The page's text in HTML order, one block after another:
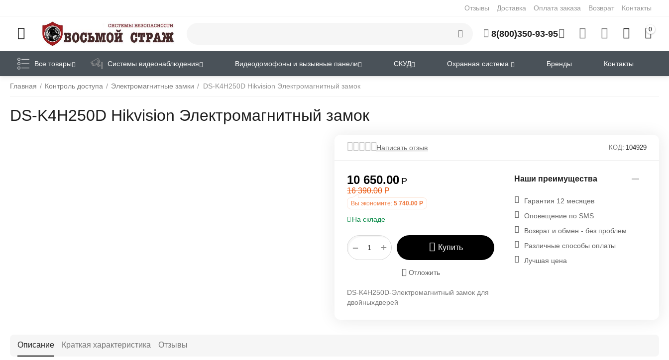
Отзывы Доставка Оплата заказа Возврат Контакты
8(800)350-93-95 0
Все товары Системы видеонаблюдения Видеодомофоны и вызывные панели СКУД Охранная система Бренды Контакты
Главная / Контроль доступа / Электромагнитные замки / DS-K4H250D Hikvision Электромагнитный замок
DS-K4H250D Hikvision Электромагнитный замок
Написать отзыв КОД: 104929
10 650.00 Р
16 390.00 Р
Вы экономите: 5 740.00 Р
На складе
+
− Купить
Отложить
DS-K4H250D-Электромагнитный замок для
двойныхдверей
Наши преимущества
Гарантия 12 месяцев
Оповещение по SMS
Возврат и обмен - без проблем
Различные способы оплаты
Лучшая цена
Описание Краткая характеристика Отзывы